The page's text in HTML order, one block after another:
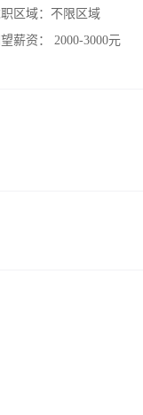
区域： 不限区域
薪资：
2000-3000元